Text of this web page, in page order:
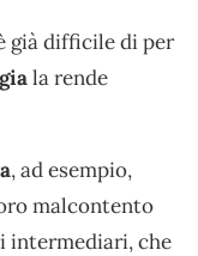
già difficile di per
la rende
, ad esempio,
malcontento
intermediari, che